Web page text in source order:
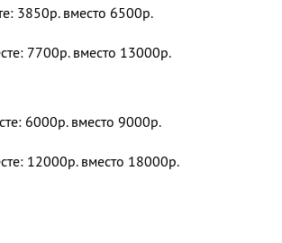
3850р. вместо 6500р.
7700р. вместо 13000р.
6000р. вместо 9000р.
12000р. вместо 18000р.